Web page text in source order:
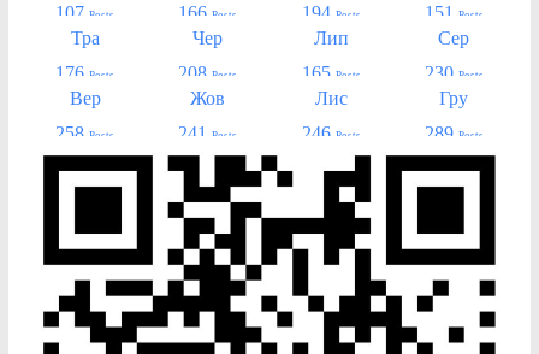
107 Posts
166 Posts
194 Posts
151
Posts
Тра
176 Posts
Чер
208 Posts
Лип
165 Posts
Сер
230 Posts
Вер
258 Posts
Жов
241
Posts
Лис
246 Posts
Гру
289 Posts